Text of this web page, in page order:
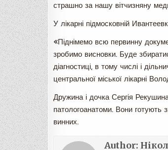
страшно за нашу вітчизняну
У лікарні підмосковній
«Піднімемо всю первинну
зробимо висновки. Буде
діагностиці, в тому числі і
центральної міської лікарні
Дружина і дочка Сергія
патологоанатоми. Вони готують
винних.
Author: